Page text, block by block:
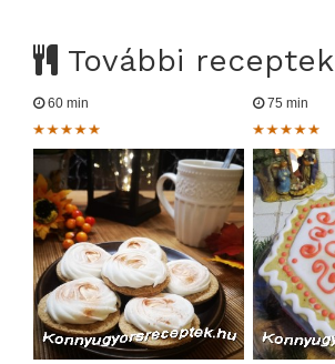
További receptek
60 min 75 min